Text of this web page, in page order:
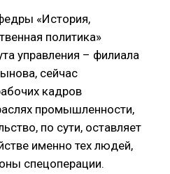
«История,
политика»
управления – филиала
сейчас
кадров
промышленности,
по сути, оставляет
именно тех людей,
спецоперации.